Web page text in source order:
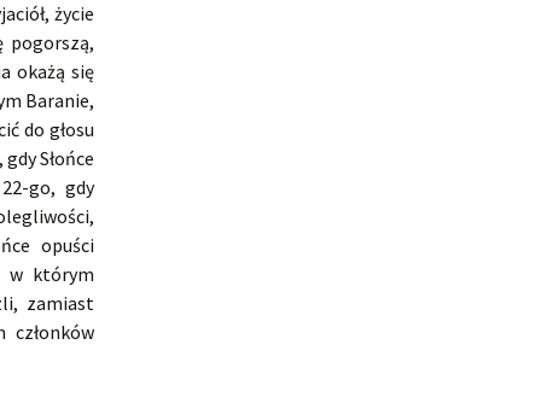
życie
pogorszą,
okażą się
Baranie,
do głosu
Słońce
go, gdy
opuści
w którym
zamiast